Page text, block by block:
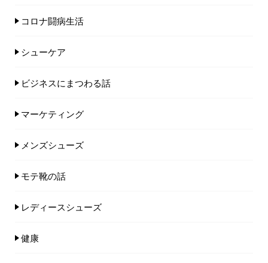
コロナ闘病生活
シューケア
ビジネスにまつわる話
マーケティング
メンズシューズ
モテ靴の話
レディースシューズ
健康